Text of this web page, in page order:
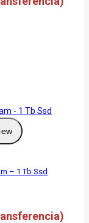
– 1 Tb Ssd